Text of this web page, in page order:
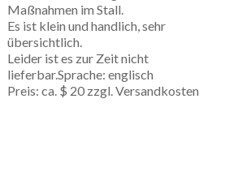
Maßnahmen im Stall.
Es ist klein und handlich, sehr
übersichtlich.
Leider ist es zur Zeit nicht
lieferbar.Sprache: englisch
Preis: ca. $ 20 zzgl. Versandkosten